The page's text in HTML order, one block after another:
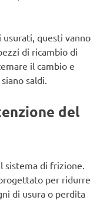
questi vanno
di ricambio di
il cambio e
saldi.
del
sistema di frizione.
per ridurre
di usura o perdita